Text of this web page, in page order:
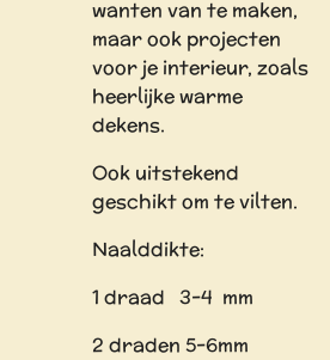
wanten van te maken,
maar ook projecten
voor je interieur, zoals
heerlijke warme
dekens.
Ook uitstekend
geschikt om te vilten.
Naalddikte:
1 draad 3-4 mm
2 draden 5-6mm